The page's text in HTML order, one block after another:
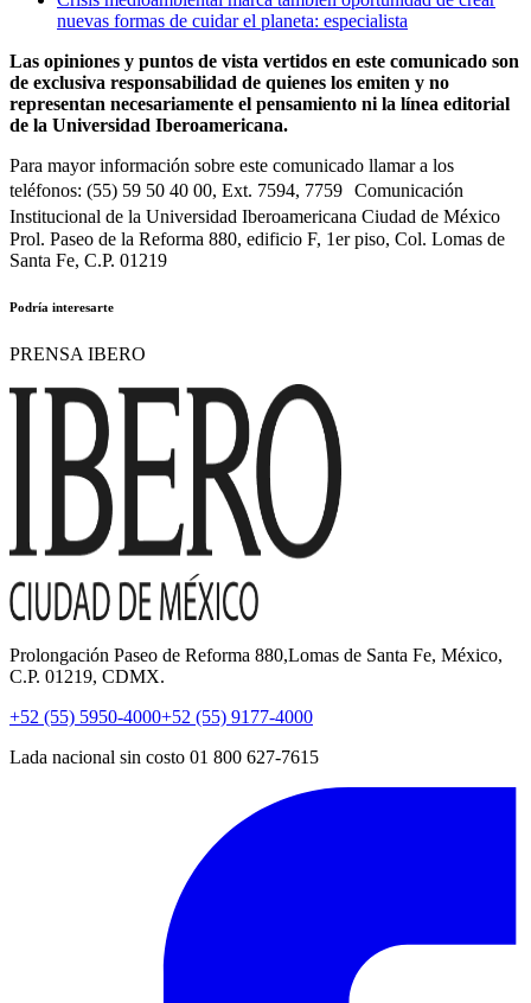
nuevas formas de cuidar el planeta: especialista
Las opiniones y puntos de vista vertidos en este comunicado son
de exclusiva responsabilidad de quienes los emiten y no
representan necesariamente el pensamiento ni la línea editorial
de la Universidad Iberoamericana.
Para mayor información sobre este comunicado llamar a los
teléfonos: (55) 59 50 40 00, Ext. 7594, 7759 Comunicación
Institucional de la Universidad Iberoamericana Ciudad de México
Prol. Paseo de la Reforma 880, edificio F, 1er piso, Col. Lomas de
Santa Fe, C.P. 01219
Podría interesarte
PRENSA IBERO
Prolongación Paseo de Reforma 880,Lomas de Santa Fe, México,
C.P. 01219, CDMX.
+52 (55) 5950-4000+52 (55) 9177-4000
Lada nacional sin costo 01 800 627-7615